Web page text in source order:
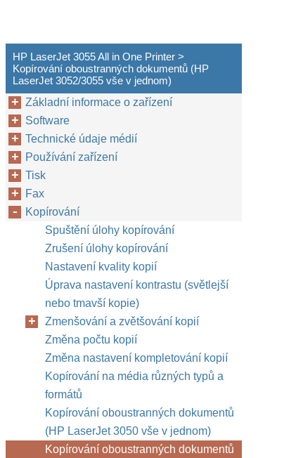
HP LaserJet 3055 All in One Printer >
Kopírování oboustranných dokumentů (HP
LaserJet 3052/3055 vše v jednom)
Základní informace o zařízení
Software
Technické údaje médií
Používání zařízení
Tisk
Fax
Kopírování
Spuštění úlohy kopírování
Zrušení úlohy kopírování
Nastavení kvality kopií
Úprava nastavení kontrastu (světlejší
nebo tmavší kopie)
Zmenšování a zvětšování kopií
Změna počtu kopií
Změna nastavení kompletování kopií
Kopírování na média různých typů a
formátů
Kopírování oboustranných dokumentů
(HP LaserJet 3050 vše v jednom)
Kopírování oboustranných dokumentů